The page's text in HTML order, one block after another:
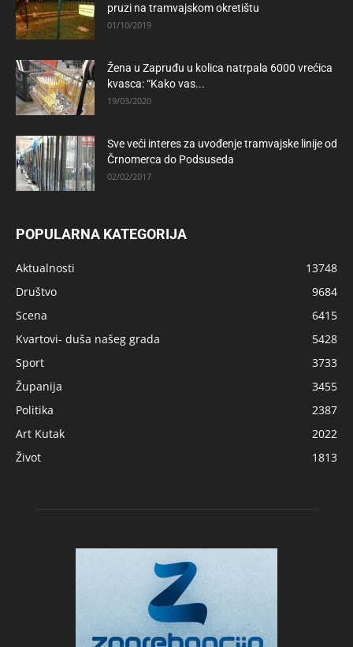
pruzi na tramvajskom okretištu
01/10/2019
Žena u Zapruđu u kolica natrpala 6000 vrećica
kvasca: “Kako vas...
19/03/2020
Sve veći interes za uvođenje tramvajske linije od
Črnomerca do Podsuseda
02/02/2017
POPULARNA KATEGORIJA
Aktualnosti
13748
Društvo
9684
Scena
6415
Kvartovi- duša našeg grada
5428
Sport
3733
Županija
3455
Politika
2387
Art Kutak
2022
Život
1813